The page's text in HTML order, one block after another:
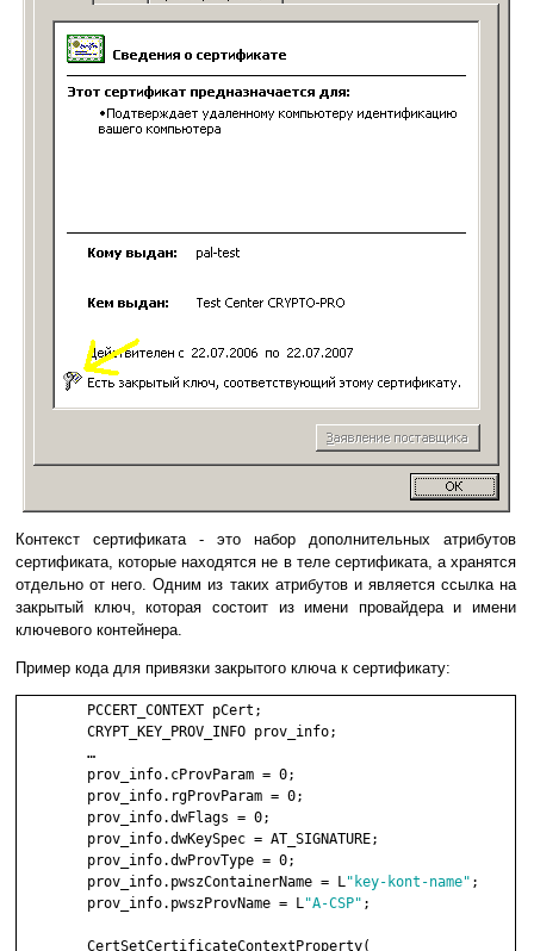
Контекст сертификата - это набор дополнительных атрибутов
сертификата, которые находятся не в теле сертификата, а хранятся
отдельно от него. Одним из таких атрибутов и является ссылка на
закрытый ключ, которая состоит из имени провайдера и имени
ключевого контейнера.
Пример кода для привязки закрытого ключа к сертификату:
	prov_info.pwszContainerName = L
"key-kont-name" ;
	prov_info.pwszProvName = L
"A-CSP" ;